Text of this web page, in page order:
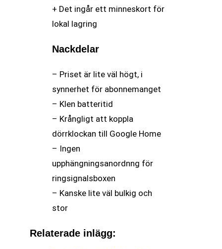
+ Det ingår ett minneskort för
lokal lagring
Nackdelar
– Priset är lite väl högt, i
synnerhet för abonnemanget
– Klen batteritid
– Krångligt att koppla
dörrklockan till Google Home
– Ingen
upphängningsanordnng för
ringsignalsboxen
– Kanske lite väl bulkig och
stor
Relaterade inlägg: